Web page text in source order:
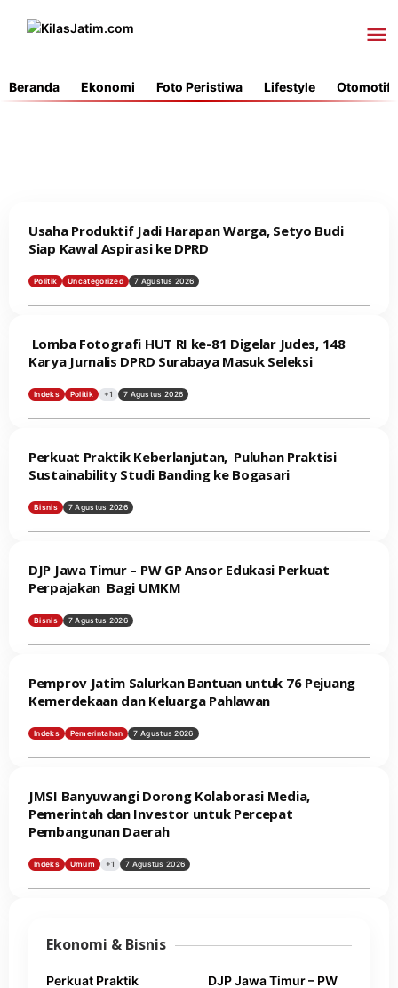
Beranda Ekonomi Foto Peristiwa Lifestyle Otomotif
KilasJatim.com
Usaha Produktif Jadi Harapan Warga, Setyo Budi
Siap Kawal Aspirasi ke DPRD
Politik Uncategorized 7 Agustus 2026
‎ Lomba Fotografi HUT RI ke-81 Digelar Judes, 148
Karya Jurnalis DPRD Surabaya Masuk Seleksi
Indeks Politik +1 7 Agustus 2026
Perkuat Praktik Keberlanjutan, Puluhan Praktisi
Sustainability Studi Banding ke Bogasari
Bisnis 7 Agustus 2026
DJP Jawa Timur – PW GP Ansor Edukasi Perkuat
Perpajakan Bagi UMKM
Bisnis 7 Agustus 2026
Pemprov Jatim Salurkan Bantuan untuk 76 Pejuang
Kemerdekaan dan Keluarga Pahlawan
Indeks Pemerintahan 7 Agustus 2026
JMSI Banyuwangi Dorong Kolaborasi Media,
Pemerintah dan Investor untuk Percepat
Pembangunan Daerah
Indeks Umum +1 7 Agustus 2026
Ekonomi & Bisnis
Perkuat Praktik
DJP Jawa Timur – PW